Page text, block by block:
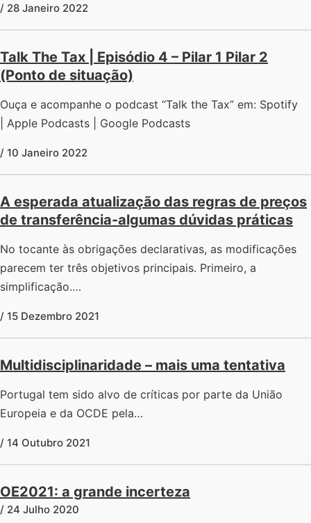
/ 28 Janeiro 2022
Talk The Tax | Episódio 4 – Pilar 1 Pilar 2
(Ponto de situação)
Ouça e acompanhe o podcast “Talk the Tax” em: Spotify
| Apple Podcasts | Google Podcasts
/ 10 Janeiro 2022
A esperada atualização das regras de preços
de transferência-algumas dúvidas práticas
No tocante às obrigações declarativas, as modificações
parecem ter três objetivos principais. Primeiro, a
simplificação.…
/ 15 Dezembro 2021
Multidisciplinaridade – mais uma tentativa
Portugal tem sido alvo de críticas por parte da União
Europeia e da OCDE pela…
/ 14 Outubro 2021
OE2021: a grande incerteza
/ 24 Julho 2020